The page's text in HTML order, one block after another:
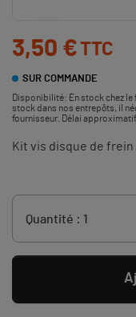
3,50 €TTC
SUR COMMANDE
Disponibilité: En stock chez
stock dans nos entrepôts, il
fournisseur. Délai
Kit vis disque de frein